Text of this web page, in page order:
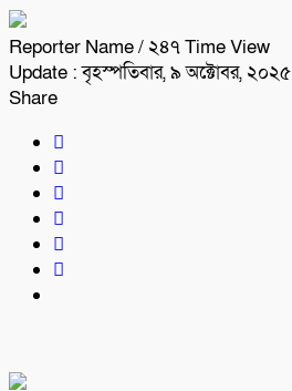
Reporter Name/ ২৪৭ Time View
Update : বৃহস্পতিবার, ৯ অক্টোবর, ২০২৫
Share